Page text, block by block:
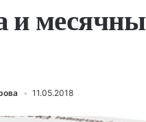
и
11.05.2018